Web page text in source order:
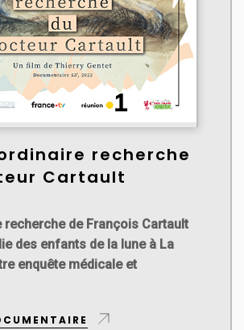
recherche
Cartault
recherche de François Cartault
des enfants de la lune à La
enquête médicale et